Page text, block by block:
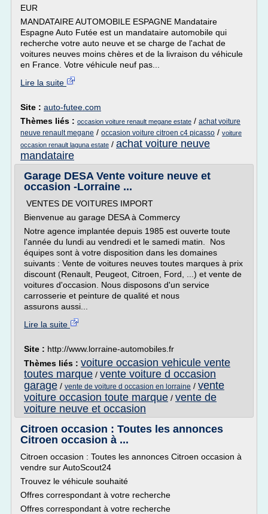
EUR
MANDATAIRE AUTOMOBILE ESPAGNE Mandataire
Espagne Auto Futée est un mandataire automobile qui
recherche votre auto neuve et se charge de l'achat de
voitures neuves moins chères et de la livraison du véhicule
en France. Votre véhicule neuf pas...
Lire la suite
Site : auto-futee.com
Thèmes liés : occasion voiture renault megane estate / achat voiture
neuve renault megane / occasion voiture citroen c4 picasso / voiture
occasion renault laguna estate / achat voiture neuve
mandataire
Garage DESA Vente voiture neuve et
occasion -Lorraine ...
VENTES DE VOITURES IMPORT
Bienvenue au garage DESA à Commercy
Notre agence implantée depuis 1985 est ouverte toute
l'année du lundi au vendredi et le samedi matin. Nos
équipes sont à votre disposition dans les domaines
suivants : Vente de voitures neuves toutes marques à prix
discount (Renault, Peugeot, Citroen, Ford, ...) et vente de
voitures d'occasion. Nous disposons d'un service
carrosserie et peinture de qualité et nous
assurons aussi...
Lire la suite
Site : http://www.lorraine-automobiles.fr
Thèmes liés : voiture occasion vehicule vente
toutes marque / vente voiture d occasion
garage / vente de voiture d occasion en lorraine / vente
voiture occasion toute marque / vente de
voiture neuve et occasion
Citroen occasion : Toutes les annonces
Citroen occasion à ...
Citroen occasion : Toutes les annonces Citroen occasion à
vendre sur AutoScout24
Trouvez le véhicule souhaité
Offres correspondant à votre recherche
Offres correspondant à votre recherche